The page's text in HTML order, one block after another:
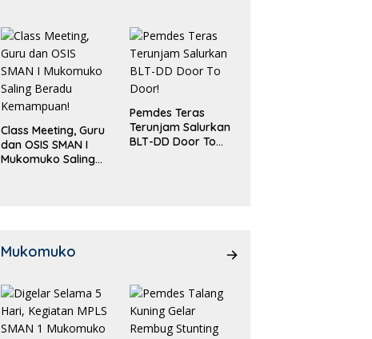
Class Meeting, Guru
dan OSIS SMAN I
Mukomuko Saling
Pemdes Teras
Terunjam Salurkan
BLT-DD Door To
Mukomuko